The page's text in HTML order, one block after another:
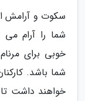
سکوت و آرامش
شما را آرام می
خوبی برای
شما باشد.
خواهند داشت